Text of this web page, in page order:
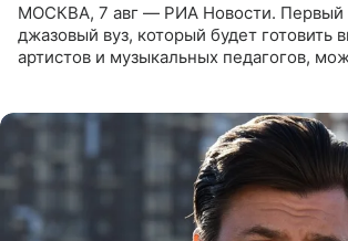
МОСКВА, 7 авг — РИА Новости. Первый
джазовый вуз, который будет готовить
артистов и музыкальных педагогов,